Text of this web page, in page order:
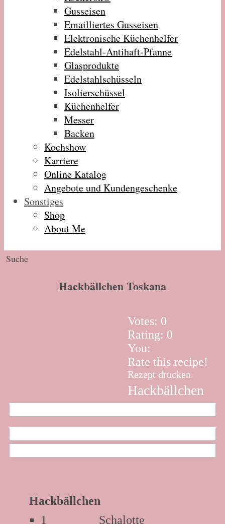
Gusseisen
Emailliertes Gusseisen
Elektronische Küchenhelfer
Edelstahl-Antihaft-Pfanne
Glasprodukte
Edelstahlschüsseln
Isolierschüssel
Küchenhelfer
Messer
Backen
Kochshow
Karriere
Online Katalog
Angebote und Kundengeschenke
Sonstiges
Shop
About Me
Hackbällchen Toskana
Votes: 0
Rating: 0
You:
Rate this recipe!
Rezept drucken
Hackbällchen
Hackbällchen Toskana
Rate this recipe!
Rezept drucken
Hackbällchen
1
Schalotte